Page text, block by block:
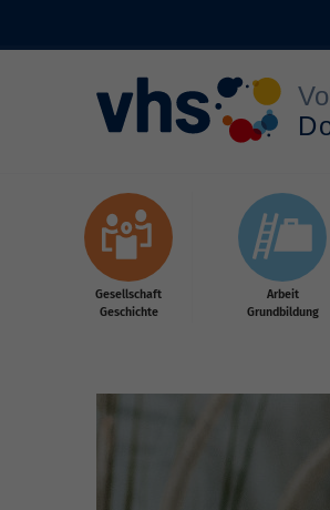
Gesellschaft
Geschichte
Arbeit
Grundbildung